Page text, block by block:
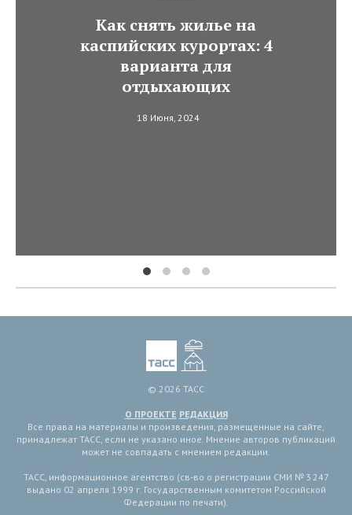
Как снять жилье на
каспийских курортах: 4
варианта для
отдыхающих
18 Июня, 2024
© 2026 ТАСС
О ПРОЕКТЕ РЕДАКЦИЯ
Все права на материалы и произведения, размещенные на сайте,
принадлежат ТАСС, если не указано иное. Мнение авторов публикаций
может не совпадать с мнением редакции.
ТАСС, информационное агентство (св-во о регистрации СМИ № 3 247
выдано 02 апреля 1999 г. Государственным комитетом Российской
Федерации по печати).